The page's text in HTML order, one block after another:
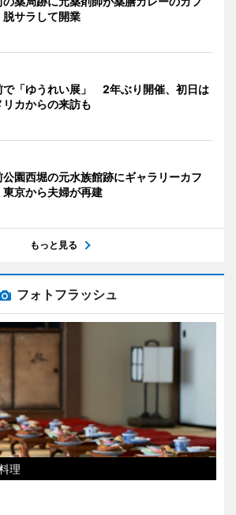
サラして開業
で「ゆうれい展」 2年ぶり開催、初日は
リカからの来訪も
公園西堀の元水族館跡にギャラリーカフ
京から夫婦が再建
もっと見る
フォトフラッシュ
理